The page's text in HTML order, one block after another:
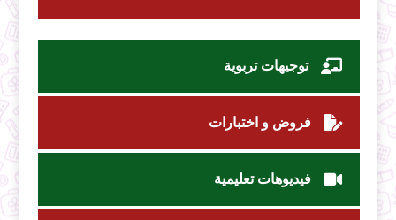
توجيهات تربوية
فروض و اختبارات
فيديوهات تعليمية